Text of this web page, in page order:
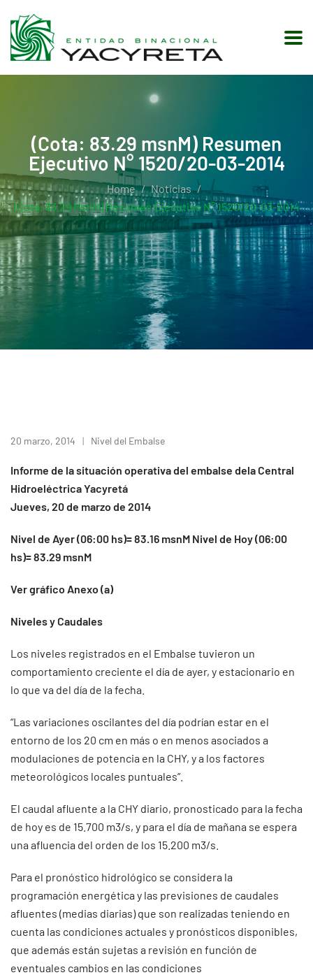
(Cota: 83.29 msnM) Resumen
Ejecutivo N° 1520/20-03-2014
Home
Noticias
(Cota: 83.29 MsnM) Resumen Ejecutivo N° 1520/20-03-2014
20 marzo, 2014 Nivel del Embalse
Informe de la situación operativa del embalse dela Central
Hidroeléctrica Yacyretá
Jueves, 20 de marzo de 2014
Nivel de Ayer (06:00 hs)= 83.16 msnM Nivel de Hoy (06:00
hs)= 83.29 msnM
Ver gráfico Anexo (a)
Niveles y Caudales
Los niveles registrados en el Embalse tuvieron un
comportamiento creciente el día de ayer, y estacionario en
lo que va del día de la fecha.
“Las variaciones oscilantes del día podrían estar en el
entorno de los 20 cm en más o en menos asociados a
modulaciones de potencia en la CHY, y a los factores
meteorológicos locales puntuales”.
El caudal afluente a la CHY diario, pronosticado para la fecha
de hoy es de 15.700 m3/s, y para el día de mañana se espera
una afluencia del orden de los 15.200 m3/s.
Para el pronóstico hidrológico se considera la
programación energética y las previsiones de caudales
afluentes (medias diarias) que son realizadas teniendo en
cuenta las condiciones actuales y pronósticos disponibles,
que además están sujetas a revisión en función de
eventuales cambios en las condiciones